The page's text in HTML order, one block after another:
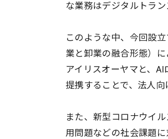
な業務はデジタルトラ
このような中、今回設
業と卸業の融合形態）
アイリスオーヤマと、
提携することで、法人向
また、新型コロナウイ
用問題などの社会課題